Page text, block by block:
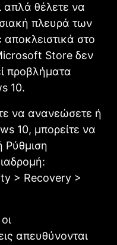
απλά θέλετε να
πλευρά των
στο
Store δεν
προβλήματα
10.
να ανανεώσετε ή
10, μπορείτε να
Ρύθμιση
> Recovery >
απευθύνονται